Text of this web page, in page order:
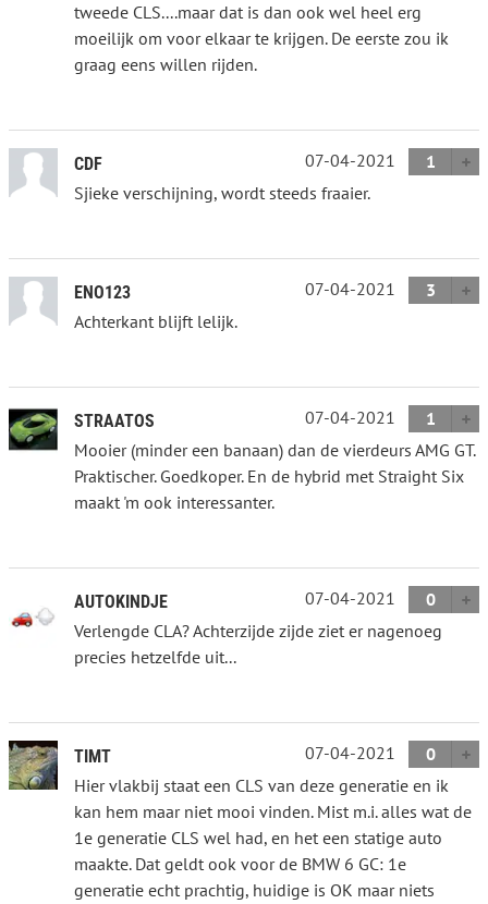
tweede CLS....maar dat is dan ook wel heel erg
moeilijk om voor elkaar te krijgen. De eerste zou ik
graag eens willen rijden.
CDF 07-04-2021
1
Sjieke verschijning, wordt steeds fraaier.
ENO123 07-04-2021
3
Achterkant blijft lelijk.
STRAATOS 07-04-2021
1
Mooier (minder een banaan) dan de vierdeurs AMG GT.
Praktischer. Goedkoper. En de hybrid met Straight Six
maakt 'm ook interessanter.
AUTOKINDJE 07-04-2021
0
Verlengde CLA? Achterzijde zijde ziet er nagenoeg
precies hetzelfde uit...
TIMT 07-04-2021
0
Hier vlakbij staat een CLS van deze generatie en ik
kan hem maar niet mooi vinden. Mist m.i. alles wat de
1e generatie CLS wel had, en het een statige auto
maakte. Dat geldt ook voor de BMW 6 GC: 1e
generatie echt prachtig, huidige is OK maar niets